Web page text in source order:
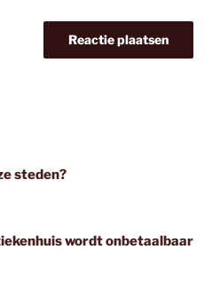
steden?
wordt onbetaalbaar